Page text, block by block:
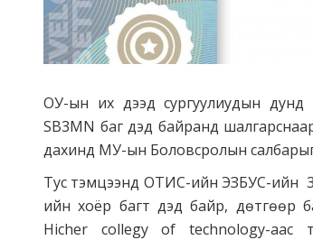
ОУ-ын их дээд сургуулиудын дунд
SB3MN баг дэд байранд
дахинд МУ-ын Боловсролын салбарыг
Тус тэмцээнд ОТИС-ийн ЭЗБУС-ийн
ийн хоёр багт дэд байр, дөтгөөр
Hicher collegy of technology-аас